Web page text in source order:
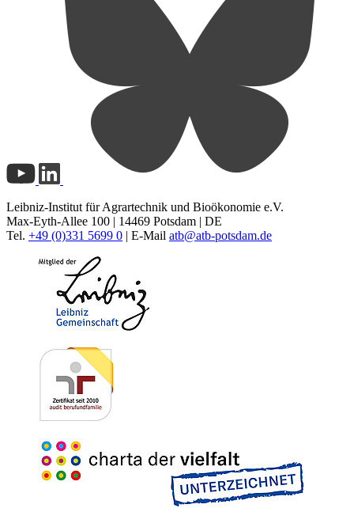
Leibniz-Institut für Agrartechnik und Bioökonomie e.V.
Max-Eyth-Allee 100 | 14469 Potsdam | DE
Tel. +49 (0)331 5699 0 | E-Mail atb@atb-potsdam.de